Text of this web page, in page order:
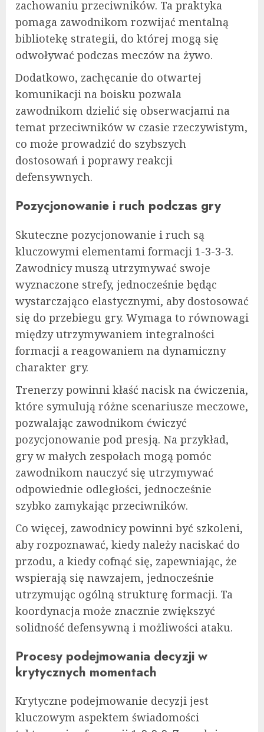
zachowaniu przeciwników. Ta praktyka
pomaga zawodnikom rozwijać mentalną
bibliotekę strategii, do której mogą się
odwoływać podczas meczów na żywo.
Dodatkowo, zachęcanie do otwartej
komunikacji na boisku pozwala
zawodnikom dzielić się obserwacjami na
temat przeciwników w czasie rzeczywistym,
co może prowadzić do szybszych
dostosowań i poprawy reakcji
defensywnych.
Pozycjonowanie i ruch podczas gry
Skuteczne pozycjonowanie i ruch są
kluczowymi elementami formacji 1-3-3-3.
Zawodnicy muszą utrzymywać swoje
wyznaczone strefy, jednocześnie będąc
wystarczająco elastycznymi, aby dostosować
się do przebiegu gry. Wymaga to równowagi
między utrzymywaniem integralności
formacji a reagowaniem na dynamiczny
charakter gry.
Trenerzy powinni kłaść nacisk na ćwiczenia,
które symulują różne scenariusze meczowe,
pozwalając zawodnikom ćwiczyć
pozycjonowanie pod presją. Na przykład,
gry w małych zespołach mogą pomóc
zawodnikom nauczyć się utrzymywać
odpowiednie odległości, jednocześnie
szybko zamykając przeciwników.
Co więcej, zawodnicy powinni być szkoleni,
aby rozpoznawać, kiedy należy naciskać do
przodu, a kiedy cofnąć się, zapewniając, że
wspierają się nawzajem, jednocześnie
utrzymując ogólną strukturę formacji. Ta
koordynacja może znacznie zwiększyć
solidność defensywną i możliwości ataku.
Procesy podejmowania decyzji w
krytycznych momentach
Krytyczne podejmowanie decyzji jest
kluczowym aspektem świadomości